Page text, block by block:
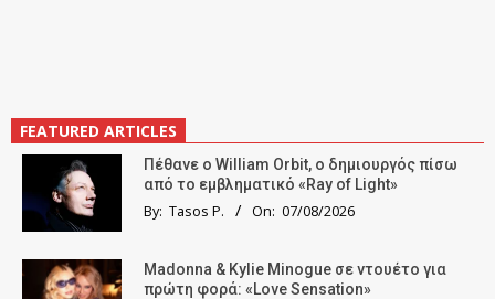
FEATURED ARTICLES
Πέθανε ο William Orbit, ο δημιουργός πίσω
από το εμβληματικό «Ray of Light»
By: Tasos P. On: 07/08/2026
Madonna & Kylie Minogue σε ντουέτο για
πρώτη φορά: «Love Sensation»